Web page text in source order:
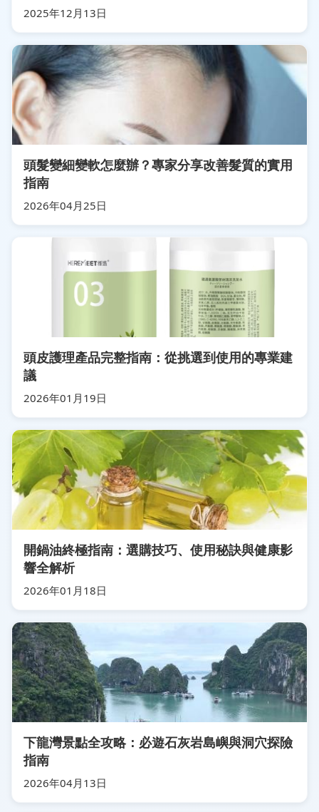
2025年12月13日
頭髮變細變軟怎麼辦？專家分享改善髮質的實用
指南
2026年04月25日
頭皮護理產品完整指南：從挑選到使用的專業建
議
2026年01月19日
開鍋油終極指南：選購技巧、使用秘訣與健康影
響全解析
2026年01月18日
下龍灣景點全攻略：必遊石灰岩島嶼與洞穴探險
指南
2026年04月13日